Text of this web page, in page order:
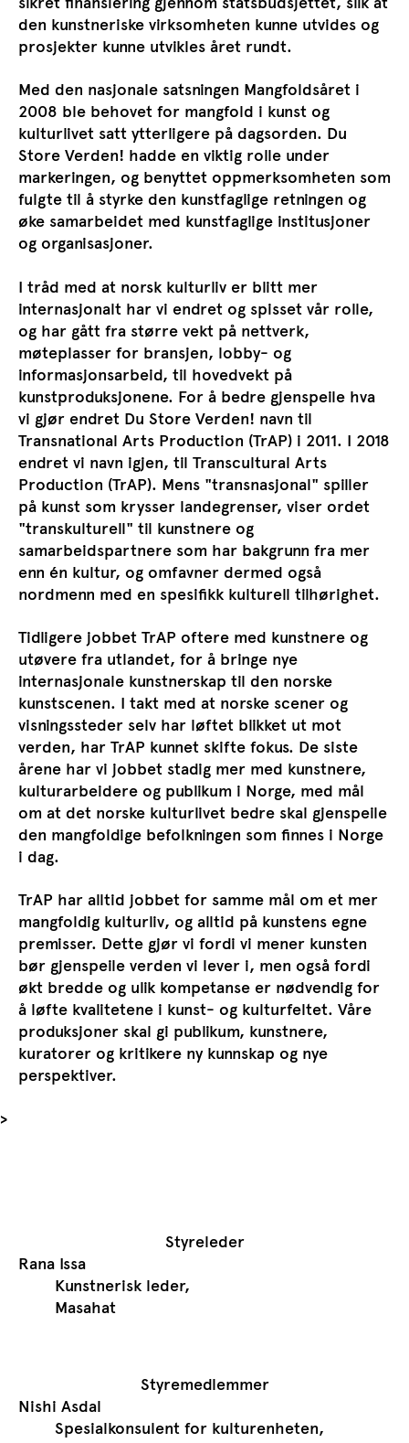
den kunstneriske virksomheten kunne utvides og
prosjekter kunne utvikles året rundt.
Med den nasjonale satsningen Mangfoldsåret i
2008 ble behovet for mangfold i kunst og
kulturlivet satt ytterligere på dagsorden. Du
Store Verden! hadde en viktig rolle under
markeringen, og benyttet oppmerksomheten som
fulgte til å styrke den kunstfaglige retningen og
øke samarbeidet med kunstfaglige institusjoner
og organisasjoner.
I tråd med at norsk kulturliv er blitt mer
internasjonalt har vi endret og spisset vår rolle,
og har gått fra større vekt på nettverk,
møteplasser for bransjen, lobby- og
informasjonsarbeid, til hovedvekt på
kunstproduksjonene. For å bedre gjenspeile hva
vi gjør endret Du Store Verden! navn til
Transnational Arts Production (TrAP) i 2011. I 2018
endret vi navn igjen, til Transcultural Arts
Production (TrAP). Mens "transnasjonal" spiller
på kunst som krysser landegrenser, viser ordet
"transkulturell" til kunstnere og
samarbeidspartnere som har bakgrunn fra mer
enn én kultur, og omfavner dermed også
nordmenn med en spesifikk kulturell tilhørighet.
Tidligere jobbet TrAP oftere med kunstnere og
utøvere fra utlandet, for å bringe nye
internasjonale kunstnerskap til den norske
kunstscenen. I takt med at norske scener og
visningssteder selv har løftet blikket ut mot
verden, har TrAP kunnet skifte fokus. De siste
årene har vi jobbet stadig mer med kunstnere,
kulturarbeidere og publikum i Norge, med mål
om at det norske kulturlivet bedre skal gjenspeile
den mangfoldige befolkningen som finnes i Norge
i dag.
TrAP har alltid jobbet for samme mål om et mer
mangfoldig kulturliv, og alltid på kunstens egne
premisser. Dette gjør vi fordi vi mener kunsten
bør gjenspeile verden vi lever i, men også fordi
økt bredde og ulik kompetanse er nødvendig for
å løfte kvalitetene i kunst- og kulturfeltet. Våre
produksjoner skal gi publikum, kunstnere,
kuratorer og kritikere ny kunnskap og nye
perspektiver.
>
Styreleder
Rana Issa
Kunstnerisk leder,
Masahat
Styremedlemmer
Nishi Asdal
Spesialkonsulent for kulturenheten,